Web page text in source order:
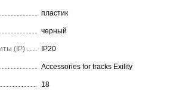
пластик
черный
(IP) IP20
Accessories for tracks Exility
18